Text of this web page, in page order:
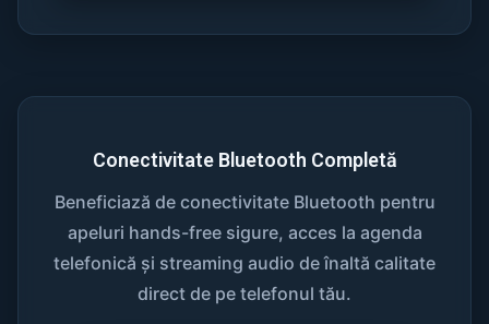
Conectivitate Bluetooth Completă
Beneficiază de conectivitate Bluetooth pentru
apeluri hands-free sigure, acces la agenda
telefonică și streaming audio de înaltă calitate
direct de pe telefonul tău.